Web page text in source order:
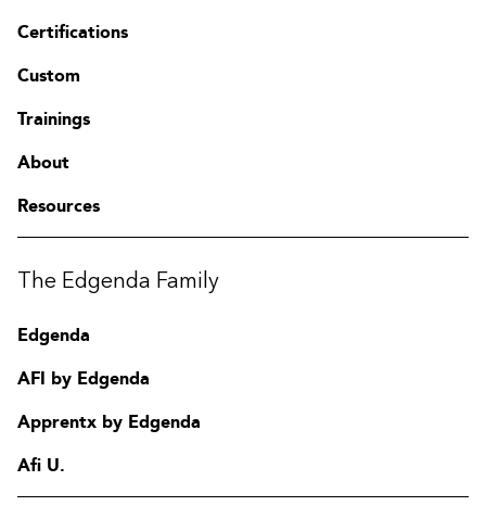
Certifications
Custom
Trainings
About
Resources
The Edgenda Family
Edgenda
AFI by Edgenda
Apprentx by Edgenda
Afi U.